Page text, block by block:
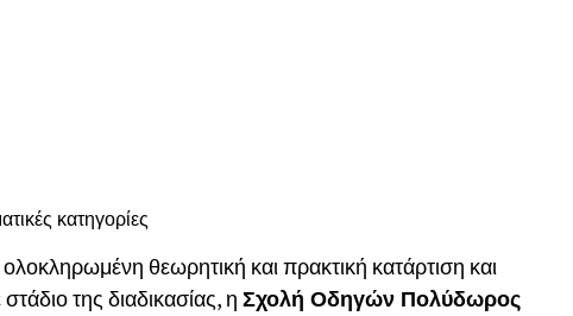
κατηγορίες
θεωρητική και πρακτική κατάρτιση και
της διαδικασίας, η Σχολή Οδηγών Πολύδωρος